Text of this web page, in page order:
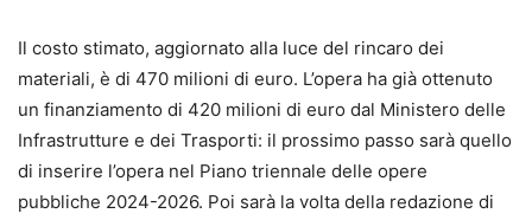
Il costo stimato, aggiornato alla luce del rincaro dei
materiali, è di 470 milioni di euro. L’opera ha già ottenuto
un finanziamento di 420 milioni di euro dal Ministero delle
Infrastrutture e dei Trasporti: il prossimo passo sarà quello
di inserire l’opera nel Piano triennale delle opere
pubbliche 2024-2026. Poi sarà la volta della redazione di